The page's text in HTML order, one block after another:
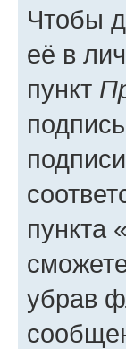
Чтобы
её в
пункт
пункта
убрав